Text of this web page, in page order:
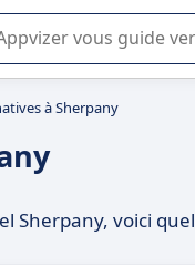
dans l'utilisation ou la
à Sherpany
Sherpany, voici